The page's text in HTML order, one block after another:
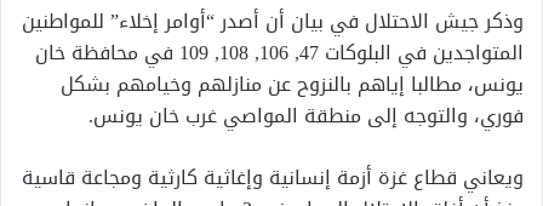
وذكر جيش الاحتلال في بيان أن أصدر “أوامر إخلاء” للمواطنين
المتواجدين في البلوكات 47, 106, 108, 109 في محافظة خان
يونس، مطالبا إياهم بالنزوح عن منازلهم وخيامهم بشكل
فوري، والتوجه إلى منطقة المواصي غرب خان يونس.
ويعاني قطاع غزة أزمة إنسانية وإغاثية كارثية ومجاعة قاسية